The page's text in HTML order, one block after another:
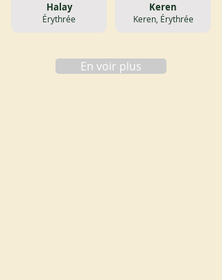
Halay
Érythrée
Keren
Keren, Érythrée
En voir plus